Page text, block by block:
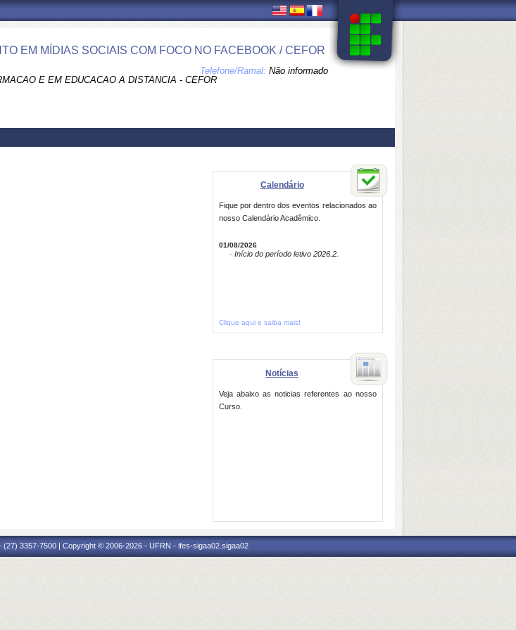
EM MÍDIAS SOCIAIS COM FOCO NO FACEBOOK / CEFOR
E EM EDUCACAO A DISTANCIA - CEFOR
Telefone/Ramal: Não informado
Calendário
Fique por dentro dos eventos relacionados ao
nosso Calendário Acadêmico.
01/08/2026
· Início do período letivo 2026.2.
Clique aqui e saiba mais!
Notícias
Veja abaixo as noticias referentes ao nosso
Curso.
(27) 3357-7500 | Copyright © 2006-2026 - UFRN - ifes-sigaa02.sigaa02